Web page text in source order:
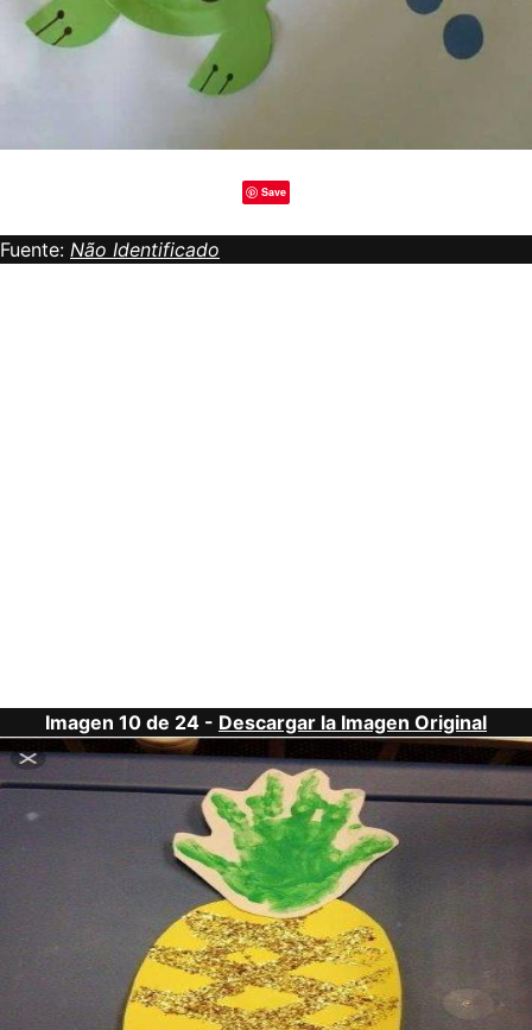
Save
Fuente: Não Identificado
Imagen 10 de 24 - Descargar la Imagen Original